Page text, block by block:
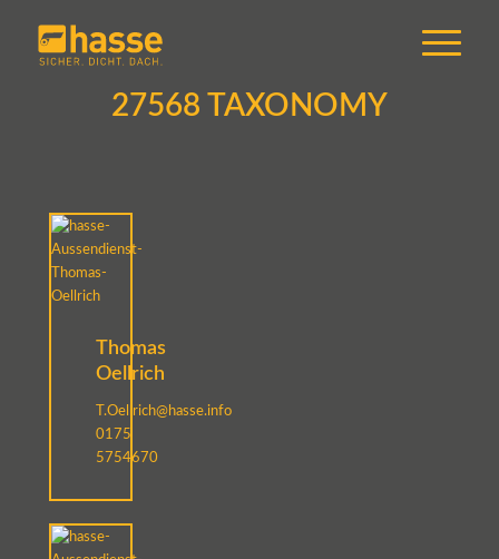
27568 TAXONOMY
Thomas
Oellrich
T.Oellrich@hasse.info
0175
5754670